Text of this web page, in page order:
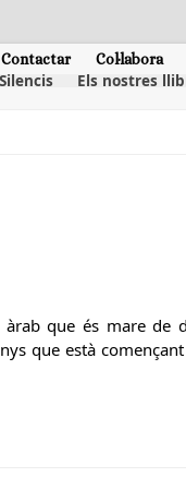
Contactar Col·labora
Silencis Els nostres
que és mare de
que està